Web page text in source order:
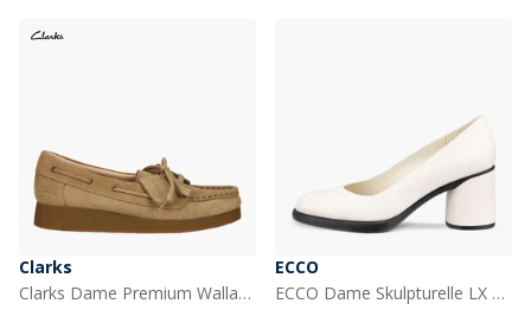
Clarks
Clarks Dame Premium Wallabee Evo Hav D Sko Dark Sand Suede
ECCO
ECCO Dame Skulpturelle LX Hælede Sko Limestone